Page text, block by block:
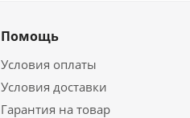
Помощь
Условия оплаты
Условия доставки
Гарантия на товар